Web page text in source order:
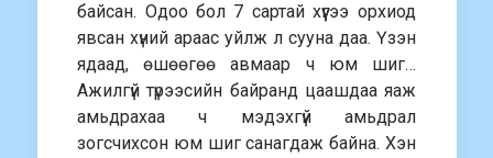
байсан. Одоо бол 7 сартай хүүгээ орхиод
явсан хүний араас уйлж л сууна даа. Үзэн
ядаад, өшөөгөө авмаар ч юм шиг…
Ажилгүй түрээсийн байранд цаашдаа яаж
амьдрахаа ч мэдэхгүй амьдрал
зогсчихсон юм шиг санагдаж байна. Хэн